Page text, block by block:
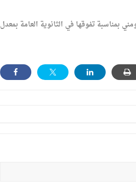
بمناسبة تفوقها في الثانوية العامة بمعدل